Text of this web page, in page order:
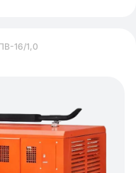
16/1,0